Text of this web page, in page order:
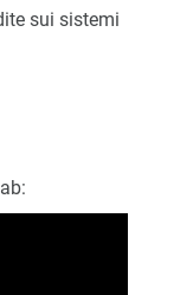
sui sistemi